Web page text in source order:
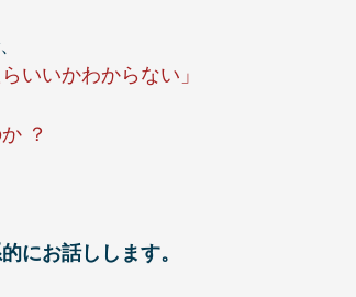
いいかわからない」
か ？
にお話しします。